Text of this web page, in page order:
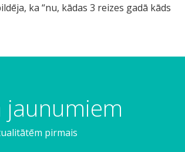
ka “nu, kādas 3 reizes gadā kāds
jaunumiem
pirmais